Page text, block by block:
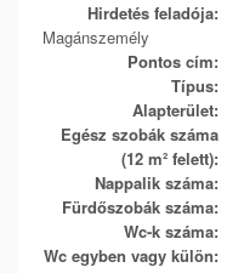
Hirdetés feladója:
Magánszemély
Pontos cím:
Típus:
Alapterület:
Egész szobák száma
(12 m² felett):
Nappalik száma:
Fürdőszobák száma:
Wc-k száma:
Wc egyben vagy külön: